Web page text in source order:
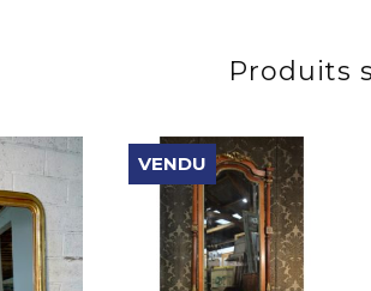
Produits
VENDU